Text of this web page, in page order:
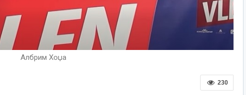
Албрим Хоџа
230